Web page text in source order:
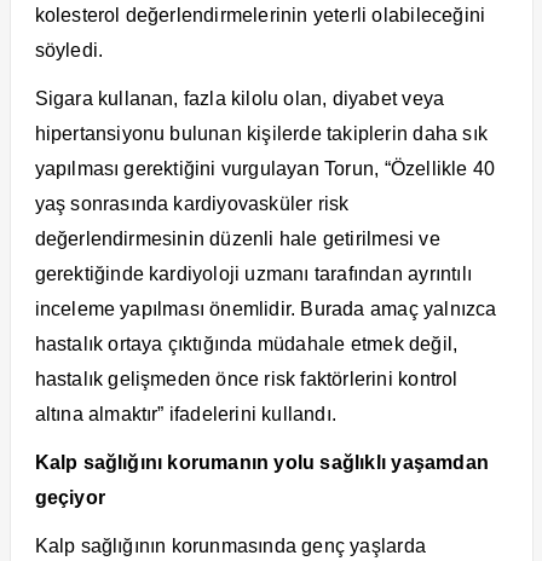
kolesterol değerlendirmelerinin yeterli olabileceğini
söyledi.
Sigara kullanan, fazla kilolu olan, diyabet veya
hipertansiyonu bulunan kişilerde takiplerin daha sık
yapılması gerektiğini vurgulayan Torun, “Özellikle 40
yaş sonrasında kardiyovasküler risk
değerlendirmesinin düzenli hale getirilmesi ve
gerektiğinde kardiyoloji uzmanı tarafından ayrıntılı
inceleme yapılması önemlidir. Burada amaç yalnızca
hastalık ortaya çıktığında müdahale etmek değil,
hastalık gelişmeden önce risk faktörlerini kontrol
altına almaktır” ifadelerini kullandı.
Kalp sağlığını korumanın yolu sağlıklı yaşamdan
geçiyor
Kalp sağlığının korunmasında genç yaşlarda